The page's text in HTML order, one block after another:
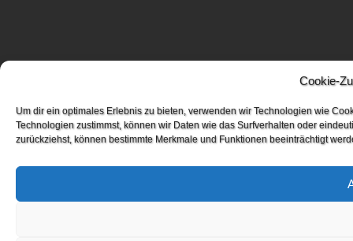
Cookie-
Um dir ein optimales Erlebnis zu bieten, verwenden wir Technologien wie
Technologien zustimmst, können wir Daten wie das Surfverhalten oder
zurückziehst, können bestimmte Merkmale und Funktionen beeinträchtigt